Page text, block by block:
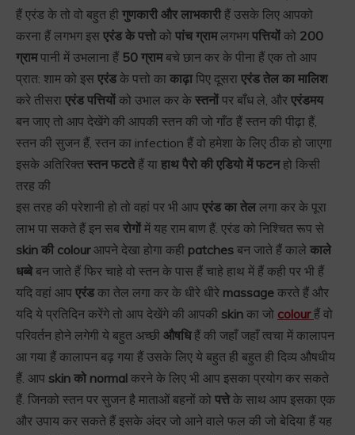
हैं एरंड के तो वो बहुत ही गुणकारी और लाभकारीहैं उसके लिए आपको
करना हैं लगभग इस एरंड के पत्तोको पांच ग्रामलगभगपत्तियोंको 200
ग्रामपानी में उभलाना हैं 50 ग्रामबचे छान कर के पीना हैं एक तो आप
प्रात: शाम को इस एरंडके पत्तो का काढ़ापिए दूसरा एरंड तेल का मालिश
करे तीसरा एरंड पत्तियोंको उभाल कर के स्तनोंपर बाँध ले, और एरंडमय
बन जाए तो आप देखेंगे की आपकी स्तन की जो गाँठ हैं स्तन की पीढ़ा हैं,
स्तन की सुजन हैं, स्तन का infection हैं वो हमेशा के लिए ठीक हो जाएगा
इसके अतिरिक्त स्तन फटतेहैं या हाथ पैरो की एडियो में फटनहो किसी
तरह की
इस तरह की परेशानी हो तो वहां पर भी आप एरंड का तेल लगा कर के पूरा
लाभ पा सकते हैं इन सब रोगोंमें यह राम बाण हैं. एरंड को निश्चित रूप से
skin की colourआपने देखा होगा कही patches बन जाते हैं काले काले
धब्बेबन जाते हैं फिर चाहे वो स्तन के पास हैं चाहे हाथ में हैं कही पर भी हैं
यदि वहां आप एरंडका तेल लगा कर के धीरे धीरे massage करते हैं और
यदि ये प्रतिदिन करेंगे तो आप देखेंगे की आपकी skin का जो colour हैं वो
परिवर्तन होने लगेगी ये बहुत अच्छी औषधिहैं की जहाँ जहाँ त्वचा में कालापन
आ गया हैं कालापन बढ़ गया हैं उसके लिए ये बहुत ही बहुत ही दिव्य औषधीय
हैं. आप skin को normal करने के लिए भी आप इसका प्रयोग कर सकते
हैं. जिनको स्तन पर सुजन है माताओं बहनों को पत्तेके साथ आप इसका एक
और उपाय कर सकते हैं इसके अंदर जो आने वाले फल की जो बेदिया हैं यह